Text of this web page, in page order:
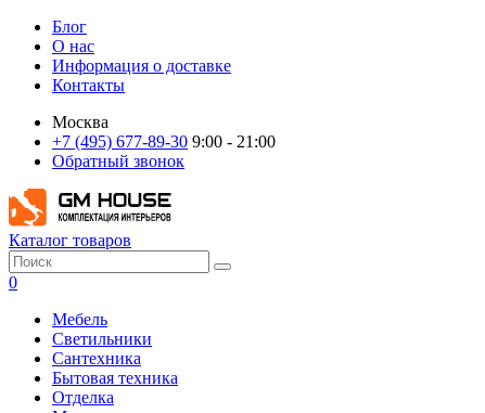
Блог
О нас
Информация о доставке
Контакты
Москва
+7 (495) 677-89-30 9:00 - 21:00
Обратный звонок
Каталог товаров
0
Мебель
Светильники
Сантехника
Бытовая техника
Отделка